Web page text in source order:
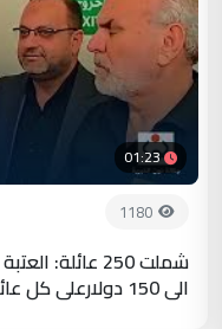
01:23
1180
الى 150 دولارعلى كل عائلة في "حارة صيدا"